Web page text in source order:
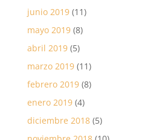
junio 2019(11)
mayo 2019(8)
abril 2019(5)
marzo 2019(11)
febrero 2019(8)
enero 2019(4)
diciembre 2018(5)